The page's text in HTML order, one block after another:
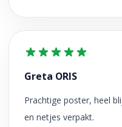
Greta ORIS
Prachtige poster, heel
en netjes verpakt.